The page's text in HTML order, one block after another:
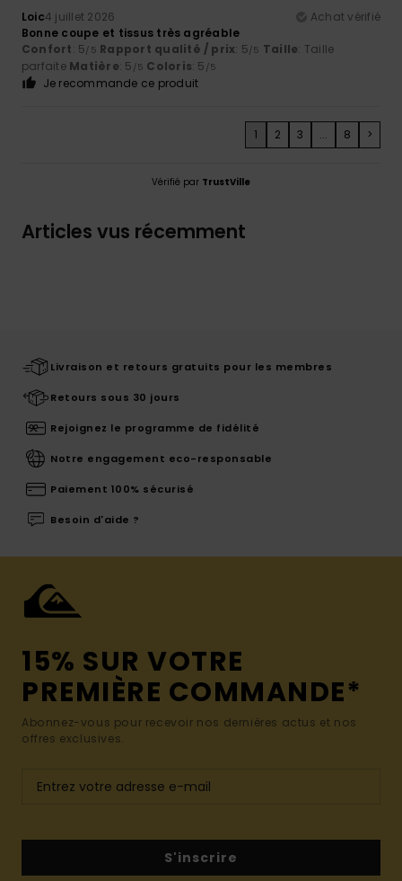
Loic4 juillet 2026
Achat vérifié
Bonne coupe et tissus très agréable
Confort: 5/5 Rapport qualité / prix: 5/5 Taille: Taille
parfaite Matière: 5 /5 Coloris: 5 /5
Je recommande ce produit
1 2 3 ... 8 >
Vérifié par TrustVille
Articles vus récemment
Livraison et retours gratuits pour les membres
Retours sous 30 jours
Rejoignez le programme de fidélité
Notre engagement eco-responsable
Paiement 100% sécurisé
Besoin d'aide ?
15% SUR VOTRE
PREMIÈRE COMMANDE*
Abonnez-vous pour recevoir nos dernières actus et nos
offres exclusives.
S'inscrire